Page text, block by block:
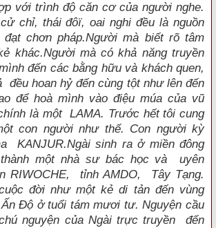
với trình độ căn cơ của người nghe.
chỉ, thái đôï, oai nghi đều là nguồn
chơn pháp.Người mà biết rõ tâm
khác.Người mà có khả năng truyền
đến các bằng hữu và khách quen,
đều hoan hỷ đến cùng tột như lên đến
để hoà mình vào điệu múa của vũ
là một LAMA. Trước hết tôi cung
con người như thế. Con người kỳ
KANJUR.Ngài sinh ra ở miền đông
một nhà sư bác học và uyên
RIWOCHE, tỉnh AMDO, Tây Tạng.
đời như một kẻ di tản đến vùng
Ðộ ở tuổi tám mươi tư. Nguyện cầu
nguyện của Ngài trực truyền đến